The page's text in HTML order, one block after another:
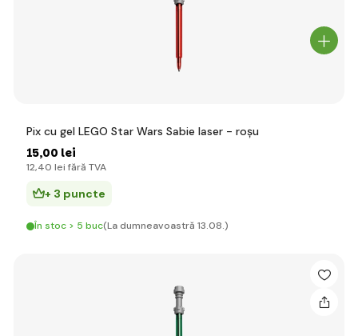
Pix cu gel LEGO Star Wars Sabie laser - roșu
15,00 lei
12,40 lei fără TVA
+ 3 puncte
În stoc > 5 buc(La dumneavoastră 13.08.)